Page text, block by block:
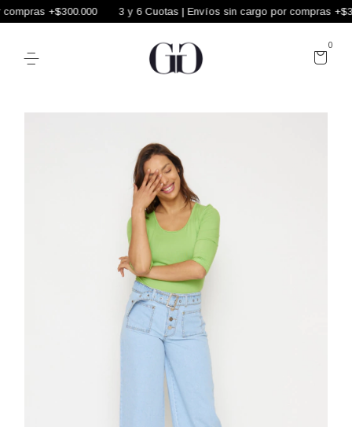
+$300.000 3 y 6 Cuotas | Envíos sin cargo por compras
0